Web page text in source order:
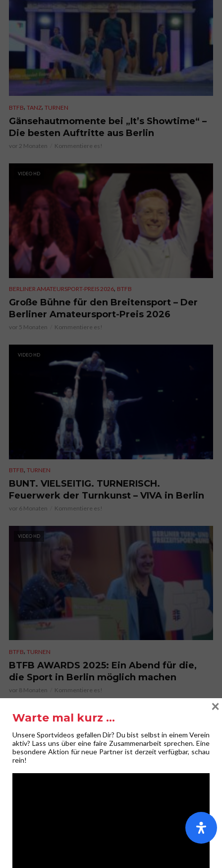
BTFB, TANZ, TURNEN
Gänsehautmomente bei „It’s Showtime“ –
Die besten Auftritte aus Berlin
vor 2 Monaten Kommentiere es!
VIDEO HD
BERLINER AMATEURSPORT-PREIS 2026, BTFB
Große Bühne für den Breitensport – Der
Berliner Amateursport-Preis 2026
vor 5 Monaten Kommentiere es!
VIDEO HD
BTFB, TURNEN
BUNT. VIELSEITIG. TURNERISCH.
Feuerwerk der Turnkunst – VIVA in Berlin
vor 6 Monaten Kommentiere es!
VIDEO HD
BTFB, TURNEN
BTFB AWARDS 2025: Ein Abend für die,
die Sport in Berlin möglich machen
vor 8 Monaten Kommentiere es!
KOMMENTIERE ES!
Deine E-Mail-Adresse wird nicht veröffentlicht.Erforderliche
Felder sind mit*markiert
Kommentar
Warte mal kurz …
Unsere Sportvideos gefallen Dir? Du bist selbst in einem Verein
aktiv? Lass uns über eine faire Zusammenarbeit sprechen. Eine
besondere Aktion für neue Partner ist derzeit verfügbar, schau
rein!
×